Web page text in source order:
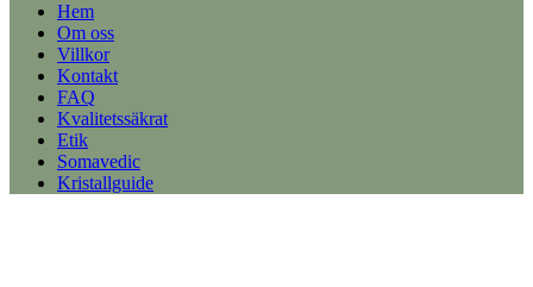
Hem
Om oss
Villkor
Kontakt
FAQ
Kvalitetssäkrat
Etik
Somavedic
Kristallguide